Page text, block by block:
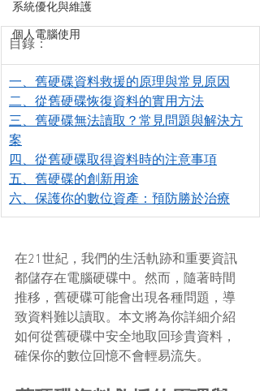
系統優化與維護
個人電腦使用
目錄：
一、舊硬碟資料救援的原理與常見原因
二、從舊硬碟恢復資料的實用方法
三、舊硬碟無法讀取？常見問題與解決方
案
四、從舊硬碟取得資料時的注意事項
五、舊硬碟的創新用途
六、保護你的數位資產：預防勝於治療
在21世紀，我們的生活軌跡和重要資訊
都儲存在電腦硬碟中。然而，隨著時間
推移，舊硬碟可能會出現各種問題，導
致資料難以讀取。本文將為你詳細介紹
如何從舊硬碟中安全地取回珍貴資料，
確保你的數位回憶不會輕易流失。